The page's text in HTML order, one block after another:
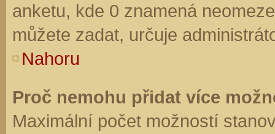
anketu, kde 0 znamená
můžete zadat, určuje
Nahoru
Proč nemohu přidat více
Maximální počet možností